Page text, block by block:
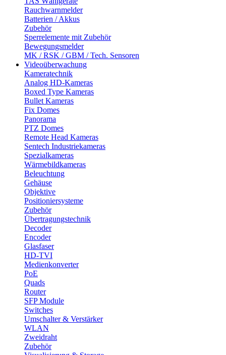
Rauchwarnmelder
Batterien / Akkus
Zubehör
Sperrelemente mit Zubehör
Bewegungsmelder
MK / RSK / GBM / Tech. Sensoren
Videoüberwachung
Kameratechnik
Analog HD-Kameras
Boxed Type Kameras
Bullet Kameras
Fix Domes
Panorama
PTZ Domes
Remote Head Kameras
Sentech Industriekameras
Spezialkameras
Wärmebildkameras
Beleuchtung
Gehäuse
Objektive
Positioniersysteme
Zubehör
Übertragungstechnik
Decoder
Encoder
Glasfaser
HD-TVI
Medienkonverter
PoE
Quads
Router
SFP Module
Switches
Umschalter & Verstärker
WLAN
Zweidraht
Zubehör